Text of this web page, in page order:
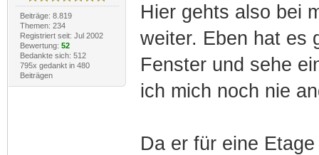
Beiträge: 8.819
Themen: 234
Registriert seit: Jul 2002
Bewertung: 52
Bedankte sich: 512
795x gedankt in 480
Beiträgen
Hier gehts also bei
weiter. Eben hat es
Fenster und sehe
ich mich noch nie
Da er für eine